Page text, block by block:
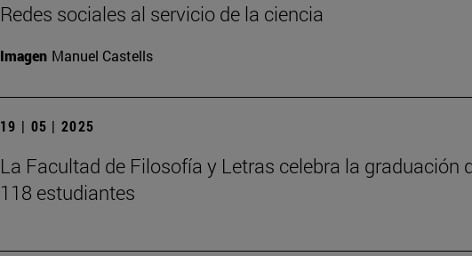
Redes sociales al servicio de la ciencia
Imagen Manuel Castells
19 | 05 | 2025
La Facultad de Filosofía y Letras celebra la graduación
118 estudiantes